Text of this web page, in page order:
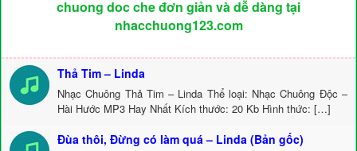
chuong doc che đơn giản và dễ dàng tại
nhacchuong123.com
Thả Tim – Linda
Nhạc Chuông Thả Tim – Linda Thể loại: Nhạc Chuông Độc –
Hài Hước MP3 Hay Nhất Kích thước: 20 Kb Hình thức: […]
Đùa thôi, Đừng có làm quá – Linda (Bản gốc)